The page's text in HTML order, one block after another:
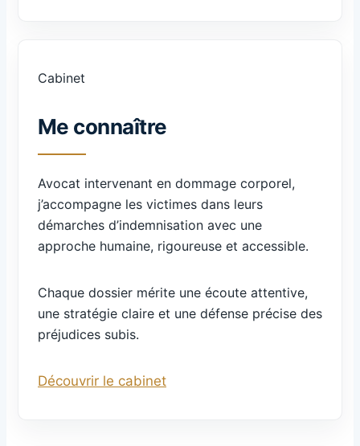
Cabinet
Me connaître
Avocat intervenant en dommage corporel,
j’accompagne les victimes dans leurs
démarches d’indemnisation avec une
approche humaine, rigoureuse et accessible.
Chaque dossier mérite une écoute attentive,
une stratégie claire et une défense précise des
préjudices subis.
Découvrir le cabinet